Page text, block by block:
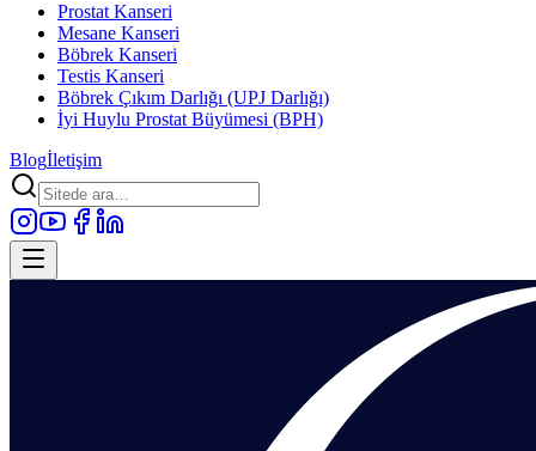
Prostat Kanseri
Mesane Kanseri
Böbrek Kanseri
Testis Kanseri
Böbrek Çıkım Darlığı (UPJ Darlığı)
İyi Huylu Prostat Büyümesi (BPH)
Blogİletişim